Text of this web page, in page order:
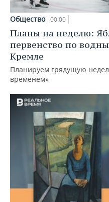
Общество 00:00
Планы на неделю:
первенство по
Кремле
Планируем грядущую
временем»